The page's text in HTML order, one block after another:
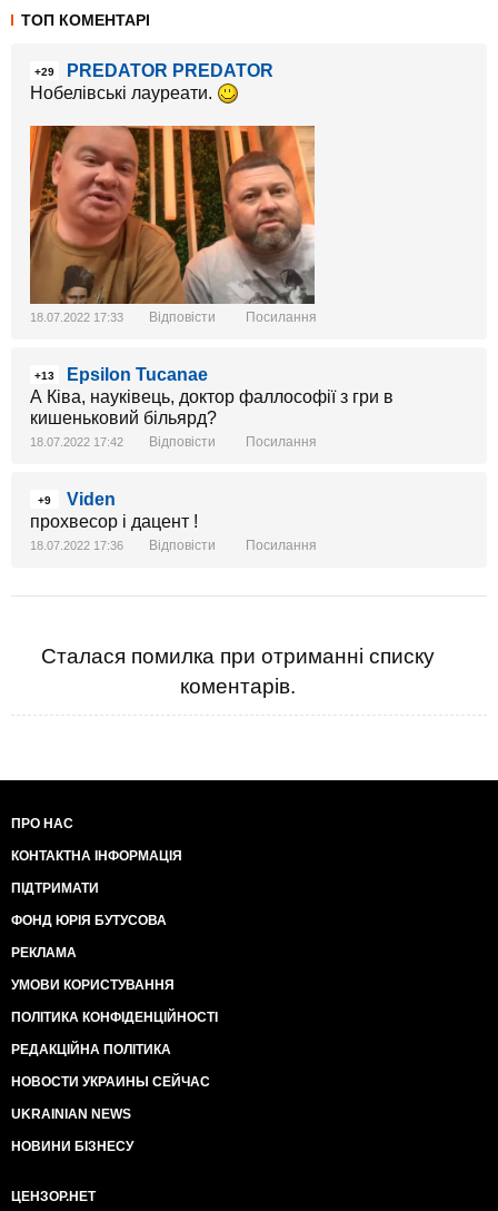
ТОП КОМЕНТАРІ
+29
PREDATOR PREDATOR
Нобелівські лауреати.
18.07.2022 17:33 Відповісти Посилання
+13
Epsilon Tucanae
А Ківа, науківець, доктор фаллософії з гри в
кишеньковий більярд?
18.07.2022 17:42 Відповісти Посилання
+9
Viden
прохвесор і дацент !
18.07.2022 17:36 Відповісти Посилання
Сталася помилка при отриманні списку
коментарів.
ПРО НАС
КОНТАКТНА ІНФОРМАЦІЯ
ПІДТРИМАТИ
ФОНД ЮРІЯ БУТУСОВА
РЕКЛАМА
УМОВИ КОРИСТУВАННЯ
ПОЛІТИКА КОНФІДЕНЦІЙНОСТІ
РЕДАКЦІЙНА ПОЛІТИКА
НОВОСТИ УКРАИНЫ СЕЙЧАС
UKRAINIAN NEWS
НОВИНИ БІЗНЕСУ
ЦЕНЗОР.НЕТ